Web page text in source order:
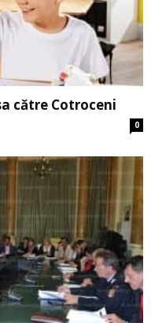
către Cotroceni
0